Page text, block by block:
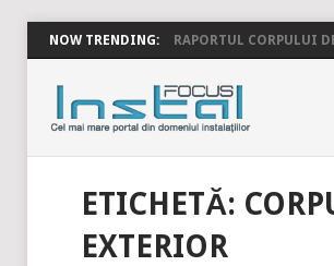
NOW TRENDING: RAPORTUL CORPULUI
INSTALFOCUS
ETICHETĂ:
EXTERIOR